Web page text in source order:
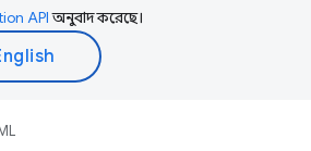
APIঅনুবাদ করেছে।